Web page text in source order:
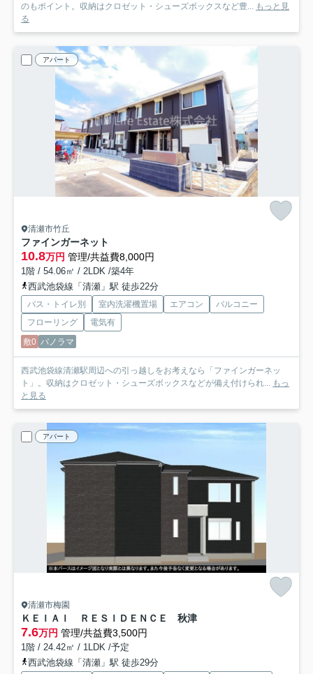
のもポイント。収納はクロゼット・シューズボックスなど豊... もっと見
る
アパート
清瀬市竹丘
ファインガーネット
10.8万円 管理/共益費8,000円
1階 / 54.06㎡ / 2LDK /築4年
西武池袋線「清瀬」駅 徒歩22分
バス・トイレ別 室内洗濯機置場 エアコン
バルコニー
フローリング
電気有
敷0 パノラマ
西武池袋線清瀬駅周辺への引っ越しをお考えなら「ファインガーネッ
ト」。収納はクロゼット・シューズボックスなどが備え付けられ...
もっ
と見る
アパート
清瀬市梅園
ＫＥＩＡＩ ＲＥＳＩＤＥＮＣＥ 秋津
7.6万円 管理/共益費3,500円
1階 / 24.42㎡ / 1LDK /予定
西武池袋線「清瀬」駅 徒歩29分